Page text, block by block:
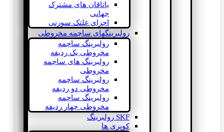
یاتاقان های مشترک
جهانی
اجزای غلتک سوزنی
رولبرینگهای ساچمه مخروطی
رولبرینگ ساچمه
مخروطی یک ردیفه
رولبرینگ های ساچمه
مخروطی
رولبرینگ ساچمه
مخروطی دو ردیفه
رولبرینگ ساچمه
مخروطی چهار ردیفه
SKF رولبرینگ
کوپری ها